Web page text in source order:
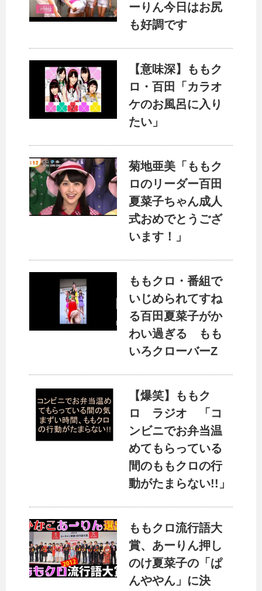
ーりん今日はお尻
も好調です
【意味深】ももク
ロ・百田「カラオ
ケのお風呂に入り
たい」
菊地亜美「ももク
ロのリーダー百田
夏菜子ちゃん成人
式おめでとうござ
います！」
ももクロ・番組で
いじめられてすね
る百田夏菜子がか
わい過ぎる もも
いろクローバーZ
【爆笑】ももク
ロ ラジオ 「コ
ンビニでお弁当温
めてもらっている
間のももクロの行
動がたまらない!!」
ももクロ流行語大
賞、あーりん押し
のけ夏菜子の「ぱ
んややん」に決